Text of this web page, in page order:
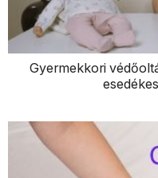
Gyermekkori